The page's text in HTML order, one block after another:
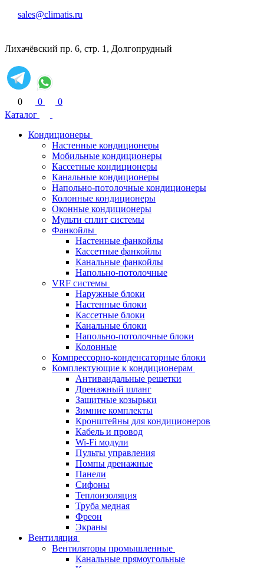
sales@climatis.ru
Лихачёвский пр. 6, стр. 1, Долгопрудный
0 0
0
Каталог
Кондиционеры
Настенные кондиционеры
Мобильные кондиционеры
Кассетные кондиционеры
Канальные кондиционеры
Напольно-потолочные кондиционеры
Колонные кондиционеры
Оконные кондиционеры
Мульти сплит системы
Фанкойлы
Настенные фанкойлы
Кассетные фанкойлы
Канальные фанкойлы
Напольно-потолочные
VRF системы
Наружные блоки
Настенные блоки
Кассетные блоки
Канальные блоки
Напольно-потолочные блоки
Колонные
Компрессорно-конденсаторные блоки
Комплектующие к кондиционерам
Антивандальные решетки
Дренажный шланг
Защитные козырьки
Зимние комплекты
Кронштейны для кондиционеров
Кабель и провод
Wi-Fi модули
Пульты управления
Помпы дренажные
Панели
Сифоны
Теплоизоляция
Труба медная
Фреон
Экраны
Вентиляция
Вентиляторы промышленные
Канальные прямоугольные